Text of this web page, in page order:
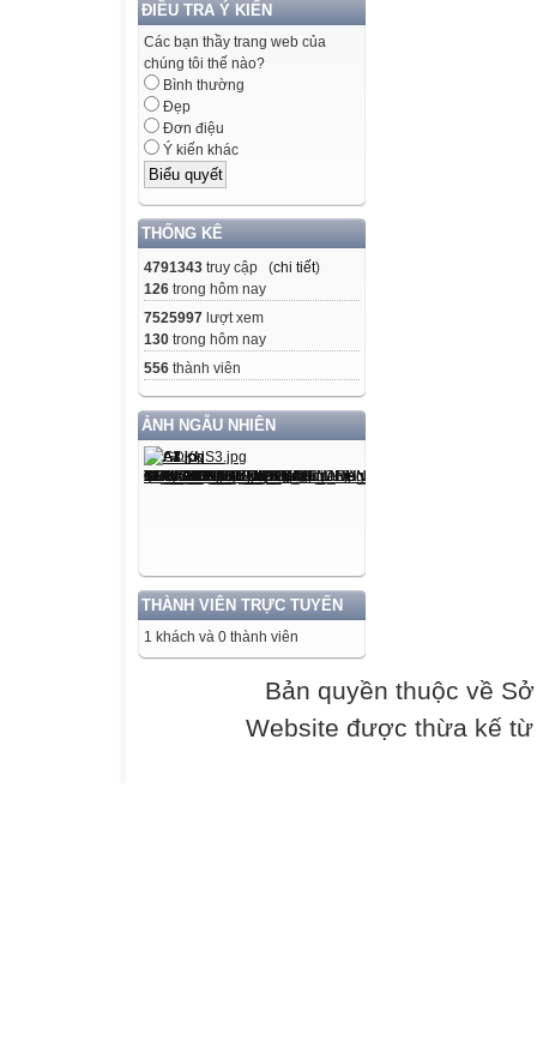
ĐIỀU TRA Ý KIẾN
Các bạn thầy trang web của
chúng tôi thế nào?
Bình thường
Đẹp
Đơn điệu
Ý kiến khác
THỐNG KÊ
4791343 truy cập (chi tiết)
126 trong hôm nay
7525997 lượt xem
130 trong hôm nay
556 thành viên
ẢNH NGẪU NHIÊN
THÀNH VIÊN TRỰC TUYẾN
1 khách và 0 thành viên
rồng cho đến
sách bạn sẽ
Bản quyền thuộc về
Website được thừa kế